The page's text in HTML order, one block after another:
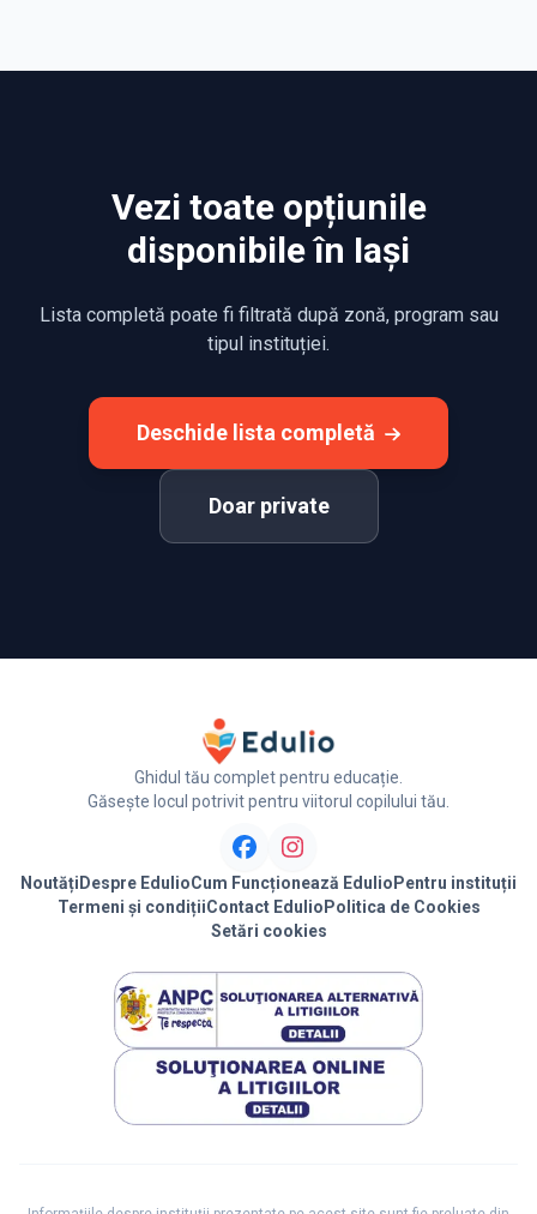
Vezi toate opțiunile
disponibile în Iași
Lista completă poate fi filtrată după zonă, program sau
tipul instituției.
Deschide lista completă
Doar private
Ghidul tău complet pentru educație.
Găsește locul potrivit pentru viitorul copilului tău.
Noutăți Despre EdulioCum Funcționează Edulio Pentru instituții
Termeni și condițiiContact Edulio Politica de Cookies
Setări cookies